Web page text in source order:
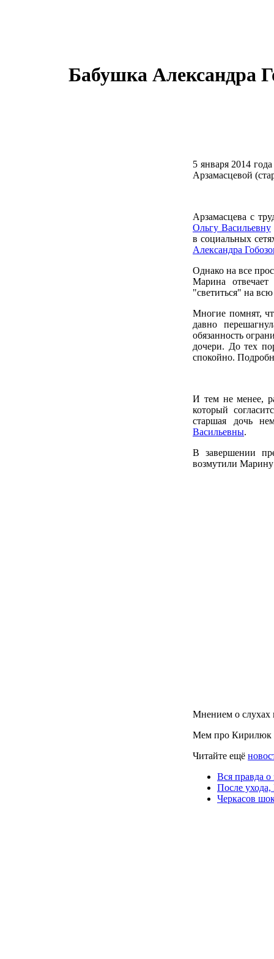
Бабушка Александра
5 января 2014
Арзамасцевой
Арзамасцева с
Ольгу Васильевну
в социальных
Александра
Однако на все
Марина отвечает
"светиться" на
Многие помнят,
давно
обязанность
дочери. До тех
спокойно.
И тем не менее,
который
старшая дочь
Васильевны.
В завершении
возмутили
Мнением о слухах
Мем про Кирилюк
Читайте ещё
Вся правда
После
Черкасов